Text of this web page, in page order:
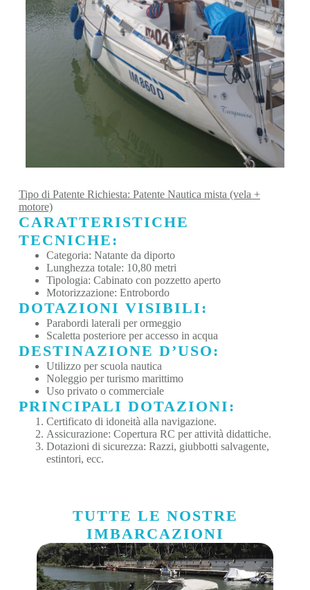
Tipo di Patente Richiesta: Patente Nautica mista (vela +
motore)
CARATTERISTICHE
TECNICHE:
Categoria: Natante da diporto
Lunghezza totale: 10,80 metri
Tipologia: Cabinato con pozzetto aperto
Motorizzazione: Entrobordo
DOTAZIONI VISIBILI:
Parabordi laterali per ormeggio
Scaletta posteriore per accesso in acqua
DESTINAZIONE D’USO:
Utilizzo per scuola nautica
Noleggio per turismo marittimo
Uso privato o commerciale
PRINCIPALI DOTAZIONI:
Certificato di idoneità alla navigazione.
Assicurazione: Copertura RC per attività didattiche.
Dotazioni di sicurezza: Razzi, giubbotti salvagente,
estintori, ecc.
TUTTE LE NOSTRE
IMBARCAZIONI